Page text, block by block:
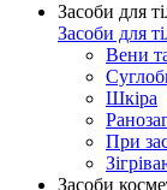
Засоби для
Засоби для
Вени
Шкіра
При
Засоби